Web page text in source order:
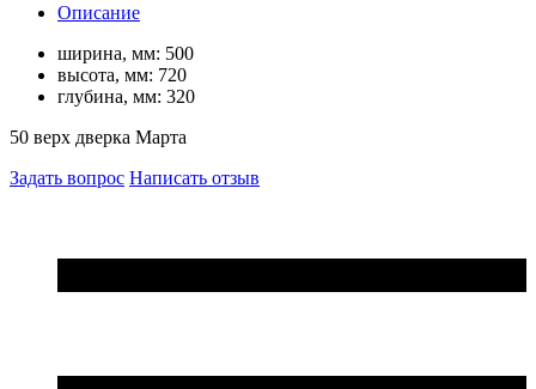
Описание
ширина, мм: 500
высота, мм: 720
глубина, мм: 320
50 верх дверка Марта
Задать вопрос Написать отзыв